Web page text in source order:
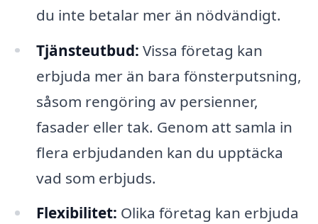
du inte betalar mer än nödvändigt.
Tjänsteutbud: Vissa företag kan
erbjuda mer än bara fönsterputsning,
såsom rengöring av persienner,
fasader eller tak. Genom att samla in
flera erbjudanden kan du upptäcka
vad som erbjuds.
Flexibilitet: Olika företag kan erbjuda